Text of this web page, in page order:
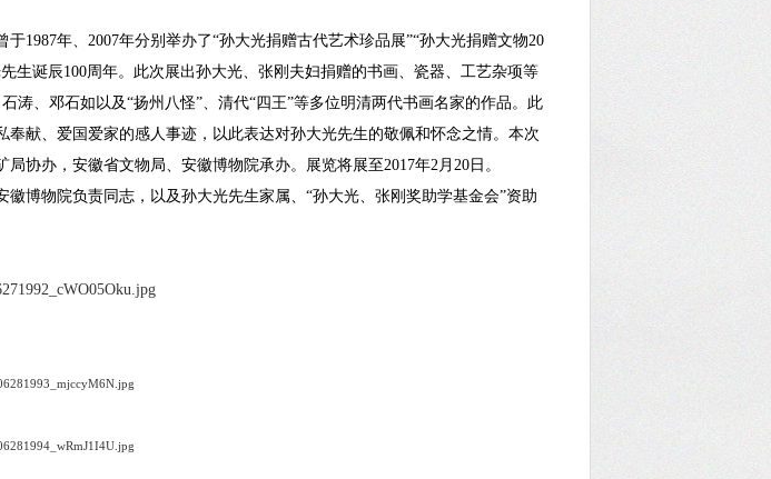
年、2007年分别举办了“孙大光捐赠古代艺术珍品展”“孙大光捐赠文物20
生诞辰100周年。此次展出孙大光、张刚夫妇捐赠的书画、瓷器、工艺杂项等
涛、邓石如以及“扬州八怪”、清代“四王”等多位明清两代书画名家的作品。此
献、爱国爱家的感人事迹，以此表达对孙大光先生的敬佩和怀念之情。本次
协办，安徽省文物局、安徽博物院承办。展览将展至2017年2月20日。
物院负责同志，以及孙大光先生家属、“孙大光、张刚奖助学基金会”资助